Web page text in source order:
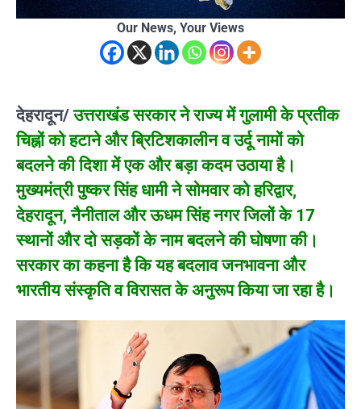
Our News, Your Views
देहरादून/उत्तराखंड सरकार ने राज्य में गुलामी के प्रतीक
चिह्नों को हटाने और ब्रिटिशकालीन व उर्दू नामों को
बदलने की दिशा में एक और बड़ा कदम उठाया है।
मुख्यमंत्री पुष्कर सिंह धामी ने सोमवार को हरिद्वार,
देहरादून, नैनीताल और ऊधम सिंह नगर जिलों के 17
स्थानों और दो सड़कों के नाम बदलने की घोषणा की।
सरकार का कहना है कि यह बदलाव जनभावना और
भारतीय संस्कृति व विरासत के अनुरूप किया जा रहा है।